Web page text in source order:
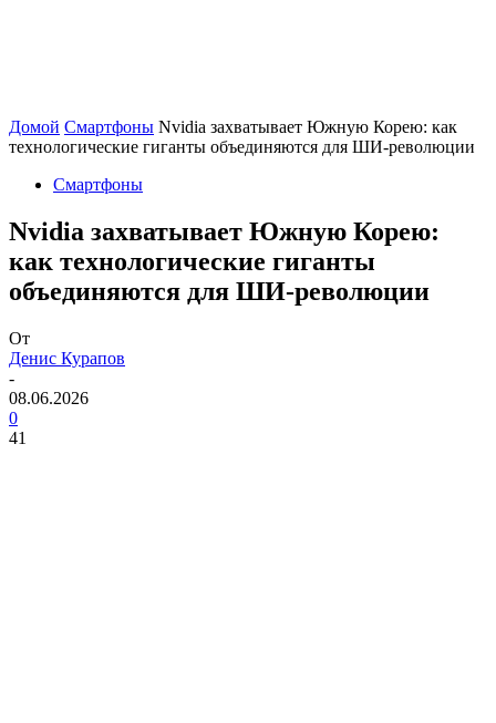
Домой Смартфоны Nvidia захватывает Южную Корею: как
технологические гиганты объединяются для ШИ-революции
Смартфоны
Nvidia захватывает Южную Корею:
как технологические гиганты
объединяются для ШИ-революции
От
Денис Курапов
-
08.06.2026
0
41